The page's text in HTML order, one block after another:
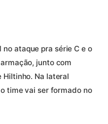
no ataque pra série C e o
junto com
Hiltinho. Na lateral
time vai ser formado no